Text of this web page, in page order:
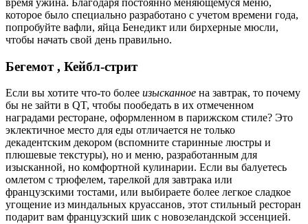
которое было специально разработано с учетом времени года,
попробуйте вафли, яйца Бенедикт или бирхерные мюсли,
чтобы начать свой день правильно.
Бегемот , Кейбл-стрит
Если вы хотите что-то более изысканное на завтрак, то почему
бы не зайти в QT, чтобы пообедать в их отмеченном
наградами ресторане, оформленном в парижском стиле? Это
эклектичное место для еды отличается не только
декадентским декором (вспомните старинные люстры и
плюшевые текстуры), но и меню, разработанным для
изысканной, но комфортной кулинарии. Если вы балуетесь
омлетом с трюфелем, тарелкой для завтрака или
французскими тостами, или выбираете более легкое сладкое
угощение из миндальных круассанов, этот стильный ресторан
подарит вам французский шик с новозеландской эссенцией.